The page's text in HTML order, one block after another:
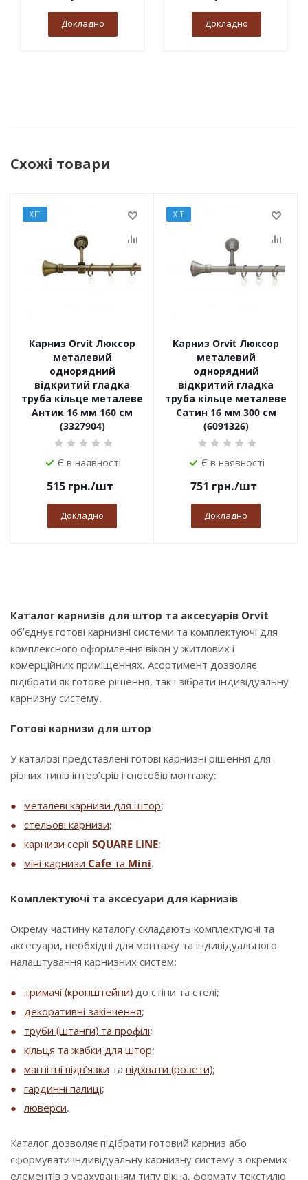
Докладно Докладно
Схожі товари
ХІТ
Карниз Orvit Люксор
металевий
однорядний
відкритий гладка
труба кільце металеве
Антик 16 мм 160 см
(3327904)
Є в наявності
515грн./шт
Докладно
ХІТ
Карниз Orvit Люксор
металевий
однорядний
відкритий гладка
труба кільце металеве
Сатин 16 мм 300 см
(6091326)
Є в наявності
751 грн./шт
Докладно
Каталог карнизів для штор та аксесуарів Orvit
об’єднує готові карнизні системи та комплектуючі для
комплексного оформлення вікон у житлових і
комерційних приміщеннях. Асортимент дозволяє
підібрати як готове рішення, так і зібрати індивідуальну
карнизну систему.
Готові карнизи для штор
У каталозі представлені готові карнизні рішення для
різних типів інтер’єрів і способів монтажу:
металеві карнизи для штор;
стельові карнизи;
карнизи серії SQUARE LINE;
міні-карнизи Cafe та Mini.
Комплектуючі та аксесуари для карнизів
Окрему частину каталогу складають комплектуючі та
аксесуари, необхідні для монтажу та індивідуального
налаштування карнизних систем:
тримачі (кронштейни) до стіни та стелі;
декоративні закінчення;
труби (штанги) та профілі;
кільця та жабки для штор;
магнітні підв’язки та підхвати (розети);
гардинні палиці;
люверси.
Каталог дозволяє підібрати готовий карниз або
сформувати індивідуальну карнизну систему з окремих
елементів з урахуванням типу вікна, формату текстилю